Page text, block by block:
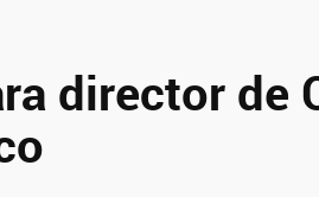
director de